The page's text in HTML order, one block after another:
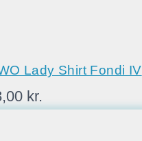
Lady Shirt Fondi IV
kr.